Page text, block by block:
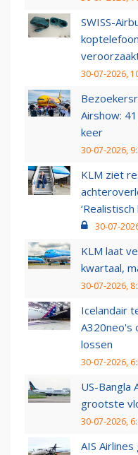
SWISS-
30-07-2026,
Airshow:
keer
30-07-2026,
KLM ziet
‘Realistisch
30-07-
KLM laat
kwartaal,
30-07-2026,
Icelandair
A320neo's
lossen
30-07-2026,
US-Bangla
grootste
30-07-2026,
AIS